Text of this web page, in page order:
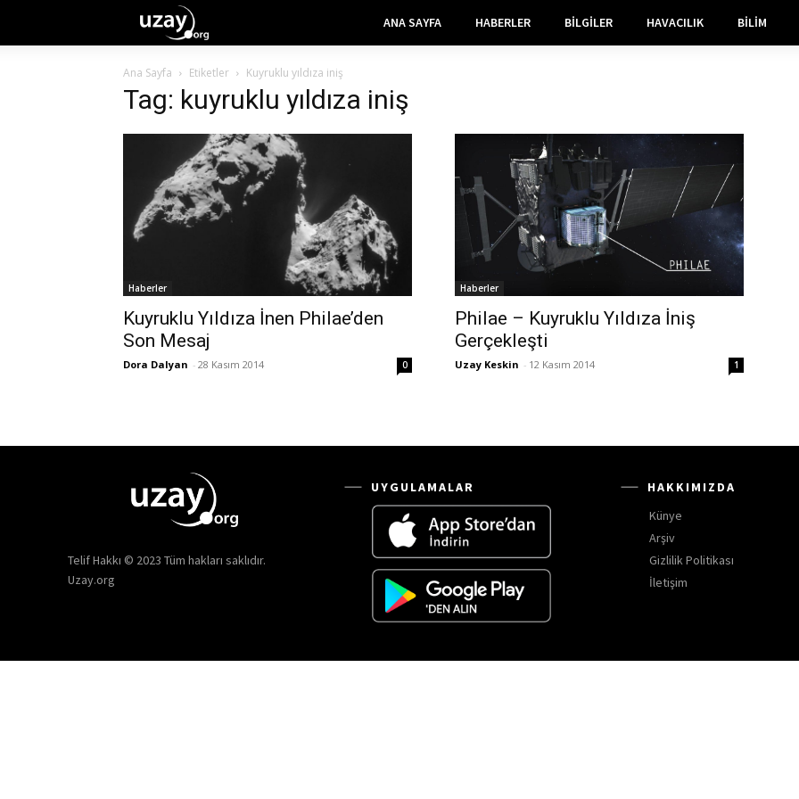
ANA SAYFA HABERLER BILGILER HAVACILIK BILIM
Ana Sayfa Etiketler Kuyruklu yıldıza iniş
Tag: kuyruklu yıldıza iniş
Haberler
Kuyruklu Yıldıza İnen Philae’den
Son Mesaj
Dora Dalyan - 28 Kasım 2014 0
Haberler
Philae – Kuyruklu Yıldıza İniş
Gerçekleşti
Uzay Keskin - 12 Kasım 2014 1
Telif Hakkı © 2023 Tüm hakları saklıdır.
Uzay.org
UYGULAMALAR
HAKKIMIZDA
Künye
Arşiv
Gizlilik Politikası
İletişim